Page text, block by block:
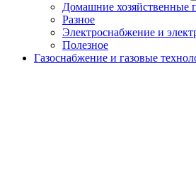
Домашние хозяйственные
Разное
Электроснабжение и
Полезное
Газоснабжение и газовые